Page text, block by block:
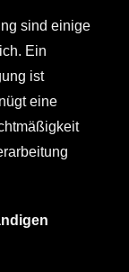
sind einige
Ein
ist
eine